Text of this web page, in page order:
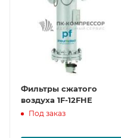
Фильтры сжатого
воздуха 1F-12FHE
Под заказ